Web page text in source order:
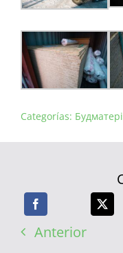
Categorías:
Anterior